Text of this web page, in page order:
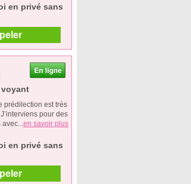
en privé sans
voyant
prédilection est très
pour des
avec...en savoir plus
en privé sans